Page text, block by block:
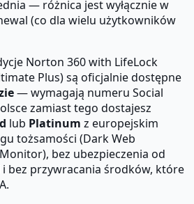
— różnica jest wyłącznie w
(co dla wielu użytkowników
Norton 360 with LifeLock
Plus) są oficjalnie dostępne
— wymagają numeru Social
zamiast tego dostajesz
lub Platinum z europejskim
tożsamości (Dark Web
bez ubezpieczenia od
bez przywracania środków, które